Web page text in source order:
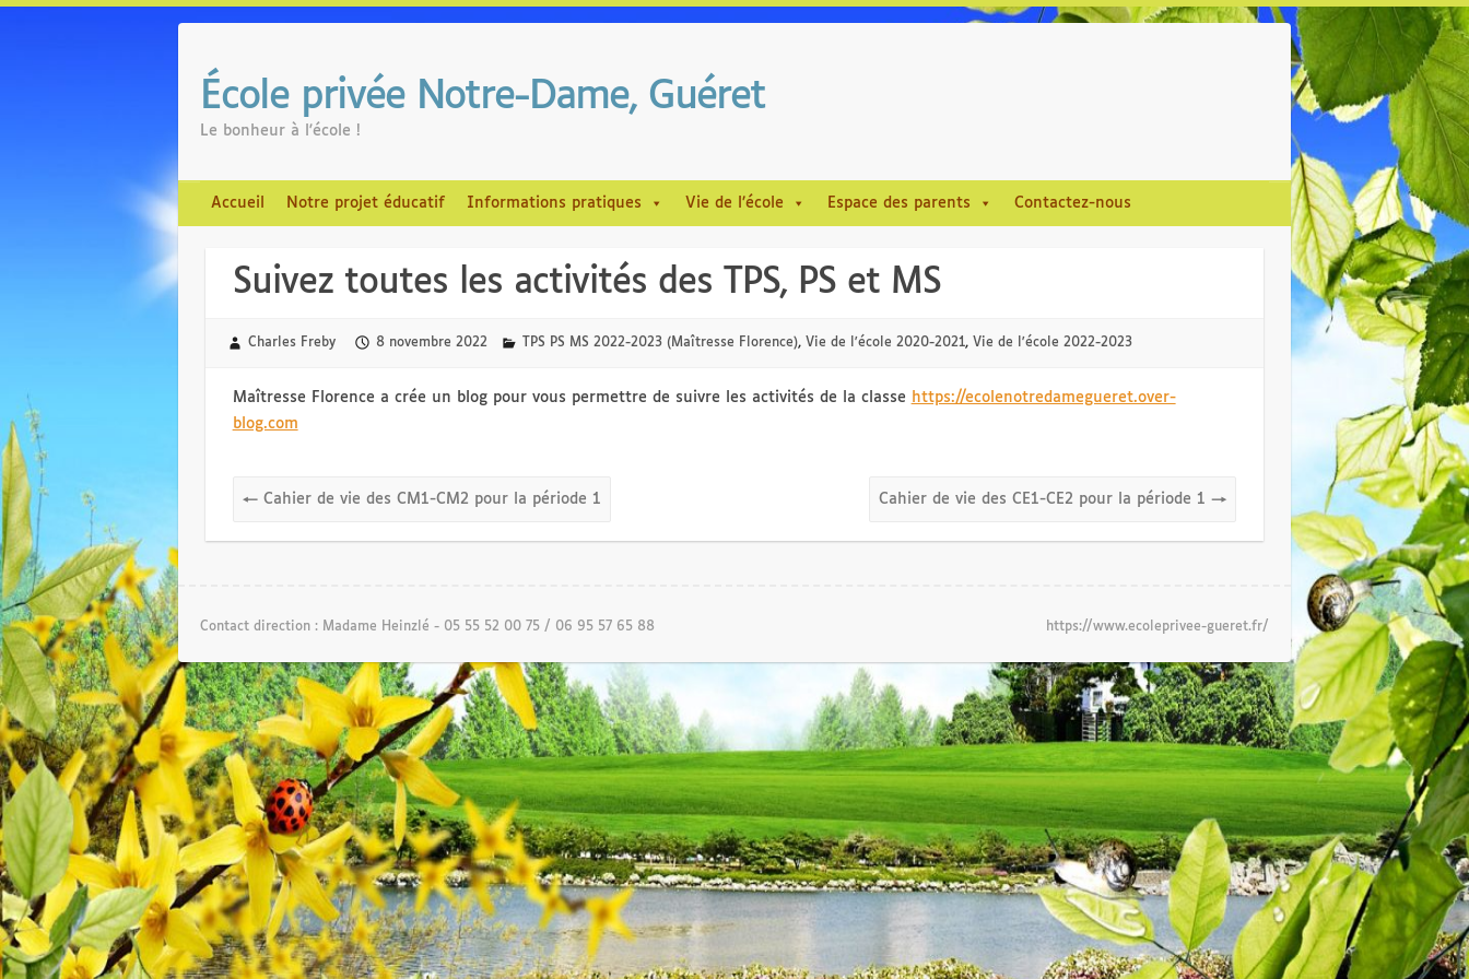
École privée Notre-Dame, Guéret
Le bonheur à l'école !
Accueil Notre projet éducatif Informations pratiques Vie de l’école Espace des parents Contactez-nous
Suivez toutes les activités des TPS, PS et MS
Charles Freby 8 novembre 2022 TPS PS MS 2022-2023 (Maîtresse Florence), Vie de l'école 2020-2021, Vie de l'école 2022-2023
Maîtresse Florence a crée un blog pour vous permettre de suivre les activités de la classe https://ecolenotredamegueret.over-
blog.com
←Cahier de vie des CM1-CM2 pour la période 1 Cahier de vie des CE1-CE2 pour la période 1→
Contact direction : Madame Heinzlé - 05 55 52 00 75 / 06 95 57 65 88 https://www.ecoleprivee-gueret.fr/